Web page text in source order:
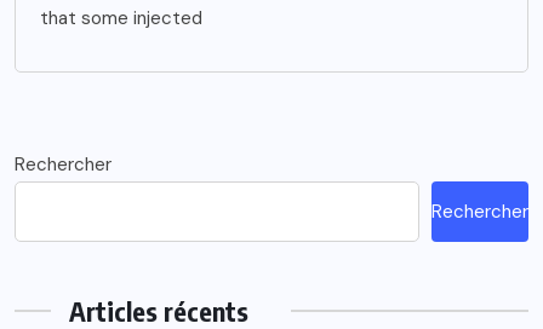
that some injected
Rechercher
Rechercher
Articles récents